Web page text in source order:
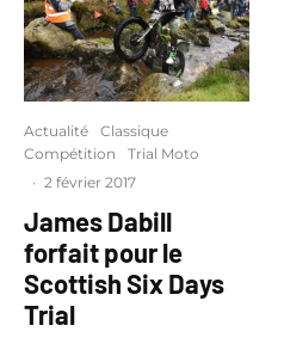
Actualité
Classique
Compétition
Trial Moto
· 2 février 2017
James Dabill
forfait pour le
Scottish Six Days
Trial